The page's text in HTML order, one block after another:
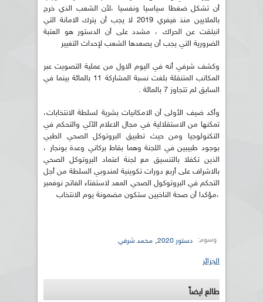
أن تشكل ضغطا سياسيا ونفسيا ،لأن الشعب الذي خرج
بالملايين منذ فيفري 2019 لا يجب أن يترك الامانة التي
انبثقت عن الحراك ، مشدد على أن الدستور هو العتبة
الضرورية التي يجب أن يصعدها الشعب لإحداث التغيير
وكشف شرفي أنه في اليوم الاول من عملية التصويت عبر
المكاتب المتنقلة بلغت نسبة المشاركة 11 بالمائة بينما في
السابق لم تتجاوز 7 بالمائة .
وأكد ضيف الأولى أن الامكانيات بشرية لسلطة الانتخابات،
تمكنها من الاستقلالية في مجال الاعلام الآلي والتحكم في
التكنولوجيا ومن حيث تطبيق البروتوكل الصحي الطبي
بوجود طبيبين في اللجنة وهما بقاط بركاني وعدة بونجار ،
الذين تكفلا بالتنسيق مع لجنة اعتماد البروتوكل الصحي
بالاشراف على أربع دورات تكوينية لمندوبي السلطة من أجل
التحكم في البروتوكول الصحي المعد لاستفتاء الفاتح نوفمبر
،مؤكدا أن صحة الناخبين ستكون مضمونة يوم الانتخاب
وسوم: دستور 2020 , محمد شرفي
الجزائر
طالع ايضاً